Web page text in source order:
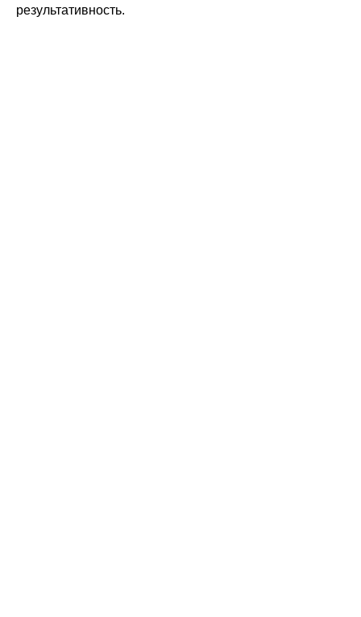
результативность.
Магазин